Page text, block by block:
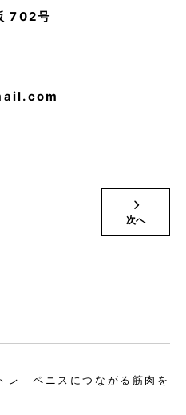
702号
次へ
レ ペニスにつながる筋肉を